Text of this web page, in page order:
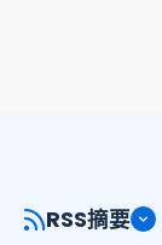
RSS摘要